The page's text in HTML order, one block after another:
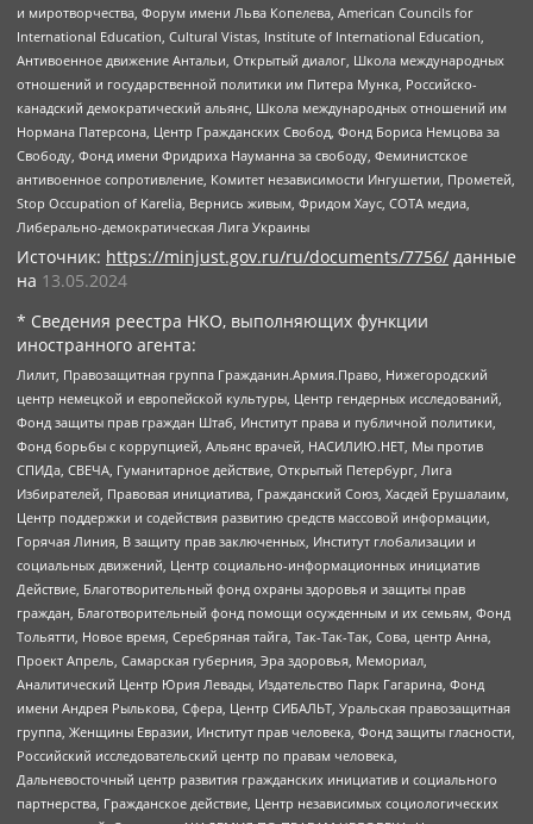
и миротворчества, Форум имени Льва Копелева, American Councils for
International Education, Cultural Vistas, Institute of International Education,
Антивоенное движение Антальи, Открытый диалог, Школа международных
отношений и государственной политики им Питера Мунка, Российско-
канадский демократический альянс, Школа международных отношений им
Нормана Патерсона, Центр Гражданских Свобод, Фонд Бориса Немцова за
Свободу, Фонд имени Фридриха Науманна за свободу, Феминистское
антивоенное сопротивление, Комитет независимости Ингушетии, Прометей,
Stop Occupation of Karelia, Вернись живым, Фридом Хаус, СОТА медиа,
Либерально-демократическая Лига Украины
Источник: https://minjust.gov.ru/ru/documents/7756/ данные
на 13.05.2024
* Сведения реестра НКО, выполняющих функции
иностранного агента:
Лилит, Правозащитная группа Гражданин.Армия.Право, Нижегородский
центр немецкой и европейской культуры, Центр гендерных исследований,
Фонд защиты прав граждан Штаб, Институт права и публичной политики,
Фонд борьбы с коррупцией, Альянс врачей, НАСИЛИЮ.НЕТ, Мы против
СПИДа, СВЕЧА, Гуманитарное действие, Открытый Петербург, Лига
Избирателей, Правовая инициатива, Гражданский Союз, Хасдей Ерушалаим,
Центр поддержки и содействия развитию средств массовой информации,
Горячая Линия, В защиту прав заключенных, Институт глобализации и
социальных движений, Центр социально-информационных инициатив
Действие, Благотворительный фонд охраны здоровья и защиты прав
граждан, Благотворительный фонд помощи осужденным и их семьям, Фонд
Тольятти, Новое время, Серебряная тайга, Так-Так-Так, Сова, центр Анна,
Проект Апрель, Самарская губерния, Эра здоровья, Мемориал,
Аналитический Центр Юрия Левады, Издательство Парк Гагарина, Фонд
имени Андрея Рылькова, Сфера, Центр СИБАЛЬТ, Уральская правозащитная
группа, Женщины Евразии, Институт прав человека, Фонд защиты гласности,
Российский исследовательский центр по правам человека,
Дальневосточный центр развития гражданских инициатив и социального
партнерства, Гражданское действие, Центр независимых социологических